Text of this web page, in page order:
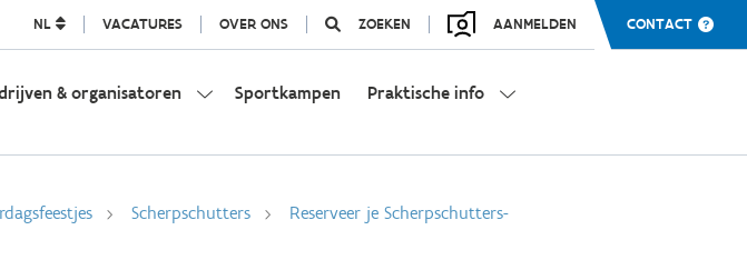
NL VACATURES OVER ONS ZOEKEN AANMELDEN CONTACT
& organisatoren Sportkampen Praktische info
Scherpschutters
Reserveer je Scherpschutters-